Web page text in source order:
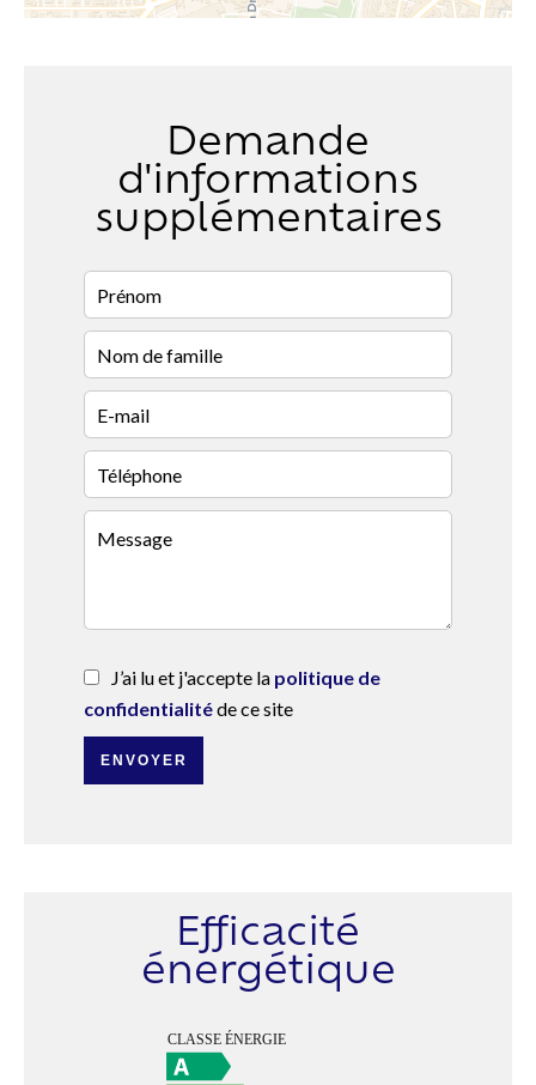
Demande
d'informations
supplémentaires
J’ai lu et j'accepte la politique de
confidentialitéde ce site
ENVOYER
Efficacité
énergétique